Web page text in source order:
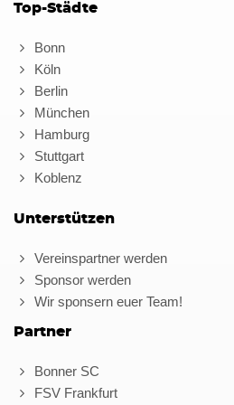
Top-Städte
Bonn
Köln
Berlin
München
Hamburg
Stuttgart
Koblenz
Unterstützen
Vereinspartner werden
Sponsor werden
Wir sponsern euer Team!
Partner
Bonner SC
FSV Frankfurt